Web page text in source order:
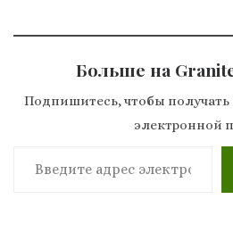
Больше на
Подпишитесь, чтобы
электронной
Введите адрес